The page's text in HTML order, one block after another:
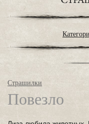
Страшилки
Повезло